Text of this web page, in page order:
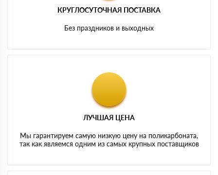
КРУГЛОСУТОЧНАЯ ПОСТАВКА
Без праздников и выходных
ЛУЧШАЯ ЦЕНА
Мы гарантируем самую низкую цену на поликарбоната,
так как являемся одним из самых крупных поставщиков